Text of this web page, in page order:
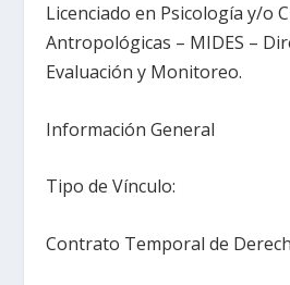
Licenciado en Psicología y/o
Antropológicas – MIDES –
Evaluación y Monitoreo.
Información General
Tipo de Vínculo:
Contrato Temporal de